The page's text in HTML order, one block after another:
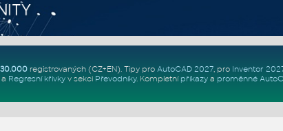
registrovaných (CZ+EN). Tipy pro AutoCAD 2027, pro Inventor
a Regresní křivkyv sekci Převodníky. Kompletní příkazya proměnné